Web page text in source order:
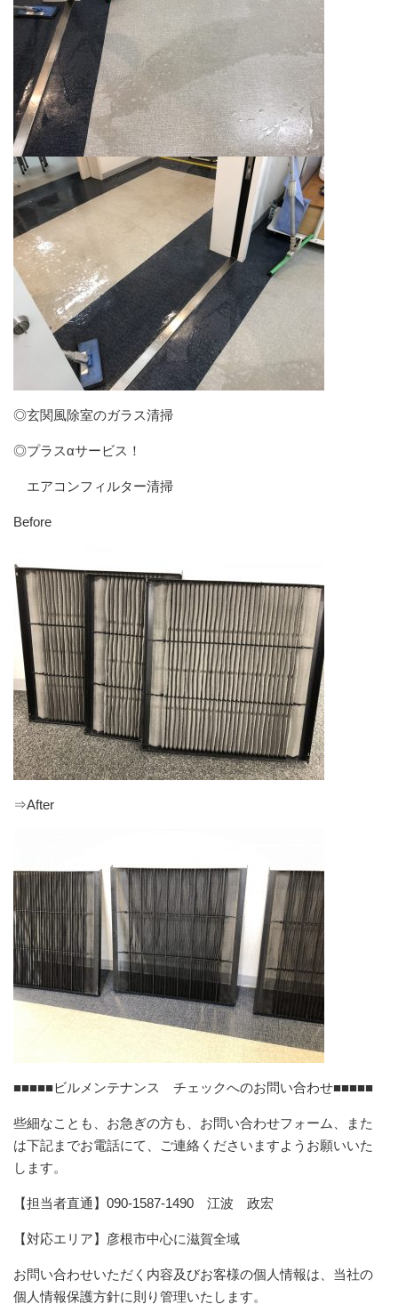
◎玄関風除室のガラス清掃
◎プラスαサービス！
エアコンフィルター清掃
Before
⇒After
■■■■■ビルメンテナンス チェックへのお問い合わせ■■■■■
些細なことも、お急ぎの方も、お問い合わせフォーム、また
は下記までお電話にて、ご連絡くださいますようお願いいた
します。
【担当者直通】090-1587-1490 江波 政宏
【対応エリア】彦根市中心に滋賀全域
お問い合わせいただく内容及びお客様の個人情報は、当社の
個人情報保護方針に則り管理いたします。